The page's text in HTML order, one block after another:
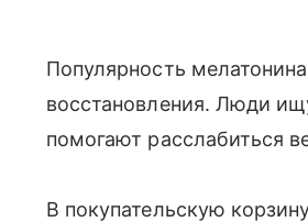
Популярность
восстановления. Люди
помогают расслабиться
В покупательскую